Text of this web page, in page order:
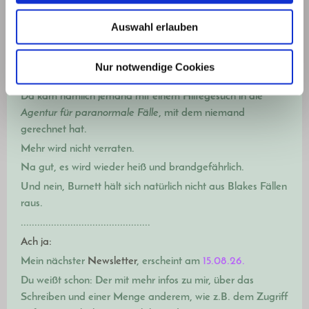
Auswahl erlauben
Nur notwendige Cookies
So brach, dass die Wüste Gobi dagegen wahrscheinlich
Las Vegas gewesen ist. Jetzt geht es wieder vorwärts.
Übrigens schreibe ich, rein technisch gesehen, einen
zweiten Band, nicht einen zweiten Teil.
Da kam nämlich jemand mit einem Hilfegesuch in die
Agentur für paranormale Fälle, mit dem niemand
gerechnet hat.
Mehr wird nicht verraten.
Na gut, es wird wieder heiß und brandgefährlich.
Und nein, Burnett hält sich natürlich nicht aus Blakes Fällen
raus.
...............................................
Ach ja:
Mein nächster Newsletter, erscheint am 15.08.26.
Du weißt schon: Der mit mehr infos zu mir, über das
Schreiben und einer Menge anderem, wie z.B. dem Zugriff